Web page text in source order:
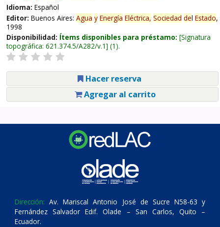
Idioma: Español
Editor: Buenos Aires: Agua y Energía Eléctrica, Sociedad del Estado,
1998
Disponibilidad: Ítems disponibles para préstamo: Signatura
topográfica: 621.374.5/A282/v.1 (1).
Hacer reserva
Agregar al carrito
Dirección: Av. Mariscal Antonio José de Sucre N58-63 y
Fernández Salvador Edif. Olade – San Carlos, Quito –
Ecuador.